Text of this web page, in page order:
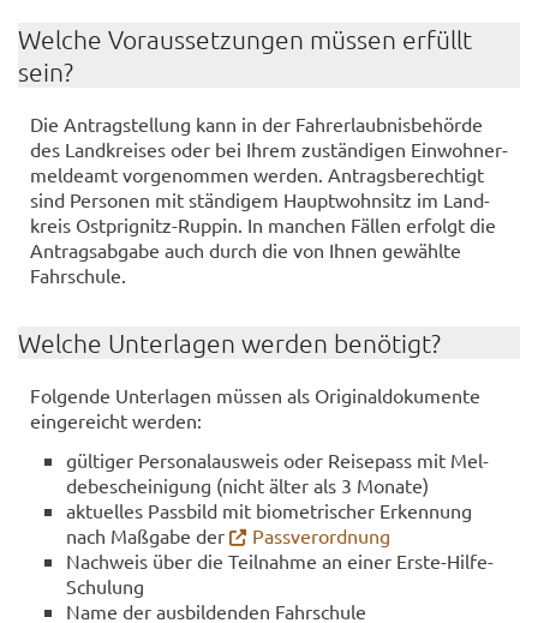
Wel­che Vor­aus­set­zun­gen müs­sen er­füllt
sein?
Die An­trag­stel­lung kann in der Fahr­erlaub­nis­be­hör­de
des Land­krei­ses oder bei Ihrem zu­stän­di­gen Ein­woh­ner­
mel­de­amt vor­ge­nom­men wer­den. An­trags­be­rech­tigt
sind Per­so­nen mit stän­di­gem Haupt­wohn­sitz im Land­
kreis Ostprignitz-​​Rup­pin. In man­chen Fäl­len er­folgt die
An­trags­ab­ga­be auch durch die von Ihnen ge­wähl­te
Fahr­schu­le.
Wel­che Un­ter­la­gen wer­den be­nö­tigt?
Fol­gen­de Un­ter­la­gen müs­sen als Ori­gi­nal­do­ku­men­te
ein­ge­reicht wer­den:
gül­ti­ger Per­so­nal­aus­weis oder Rei­se­pass mit Mel­
de­be­schei­ni­gung (nicht älter als 3 Mo­na­te)
ak­tu­el­les Pass­bild mit bio­me­tri­scher Er­ken­nung
nach Maß­ga­be der
Pass­ver­ord­nung
Nach­weis über die Teil­nah­me an einer Erste-​​Hilfe-​
Schulung
Name der aus­bil­den­den Fahr­schu­le